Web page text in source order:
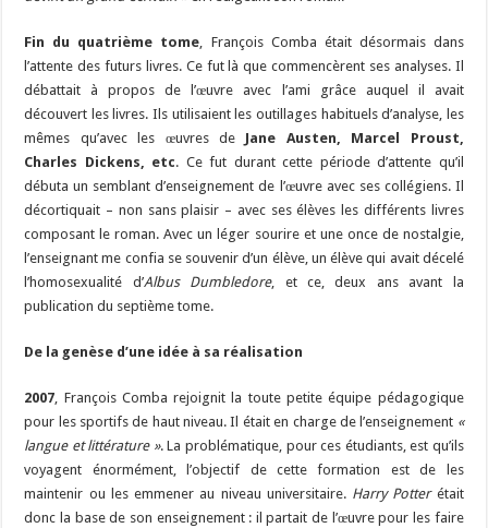
Fin du quatrième tome, François Comba était désormais dans
l’attente des futurs livres. Ce fut là que commencèrent ses analyses. Il
débattait à propos de l’œuvre avec l’ami grâce auquel il avait
découvert les livres. Ils utilisaient les outillages habituels d’analyse, les
mêmes qu’avec les œuvres de Jane Austen, Marcel Proust,
Charles Dickens, etc. Ce fut durant cette période d’attente qu’il
débuta un semblant d’enseignement de l’œuvre avec ses collégiens. Il
décortiquait – non sans plaisir – avec ses élèves les différents livres
composant le roman. Avec un léger sourire et une once de nostalgie,
l’enseignant me confia se souvenir d’un élève, un élève qui avait décelé
l’homosexualité d’Albus Dumbledore, et ce, deux ans avant la
publication du septième tome.
De la genèse d’une idée à sa réalisation
2007, François Comba rejoignit la toute petite équipe pédagogique
pour les sportifs de haut niveau. Il était en charge de l’enseignement «
langue et littérature ». La problématique, pour ces étudiants, est qu’ils
voyagent énormément, l’objectif de cette formation est de les
maintenir ou les emmener au niveau universitaire. Harry Potterétait
donc la base de son enseignement : il partait de l’œuvre pour les faire